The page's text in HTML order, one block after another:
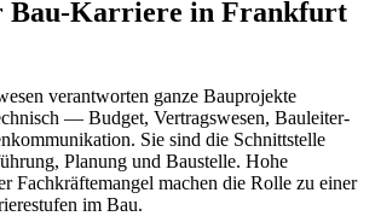
Bau-Karriere in Frankfurt
verantworten ganze Bauprojekte
— Budget, Vertragswesen, Bauleiter-
Sie sind die Schnittstelle
Planung und Baustelle. Hohe
Fachkräftemangel machen die Rolle zu einer
im Bau.